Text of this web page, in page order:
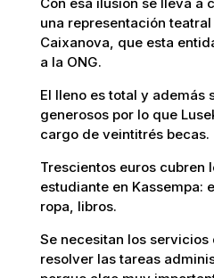
una representación
Caixanova, que esta
a la ONG.
El lleno es total y además
generosos por lo que
cargo de veintitrés becas.
Trescientos euros cubren
estudiante en Kassempa:
ropa, libros.
Se necesitan los servicios
resolver las tareas